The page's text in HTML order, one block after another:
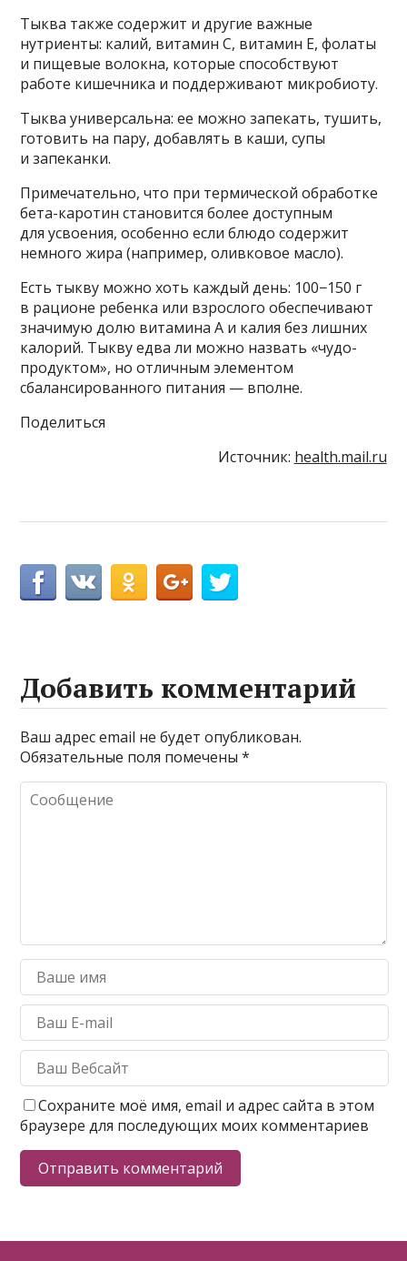
Тыква также содержит и другие важные
нутриенты: калий, витамин C, витамин E, фолаты
и пищевые волокна, которые способствуют
работе кишечника и поддерживают микробиоту.
Тыква универсальна: ее можно запекать, тушить,
готовить на пару, добавлять в каши, супы
и запеканки.
Примечательно, что при термической обработке
бета-каротин становится более доступным
для усвоения, особенно если блюдо содержит
немного жира (например, оливковое масло).
Есть тыкву можно хоть каждый день: 100−150 г
в рационе ребенка или взрослого обеспечивают
значимую долю витамина A и калия без лишних
калорий. Тыкву едва ли можно назвать «чудо-
продуктом», но отличным элементом
сбалансированного питания — вполне.
Поделиться
Источник: health.mail.ru
Добавить комментарий
Ваш адрес email не будет опубликован.
Обязательные поля помечены*
Сохраните моё имя, email и адрес сайта в этом
браузере для последующих моих комментариев